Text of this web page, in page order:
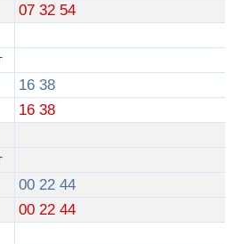
07 32 54
16 38
16 38
00 22 44
00 22 44